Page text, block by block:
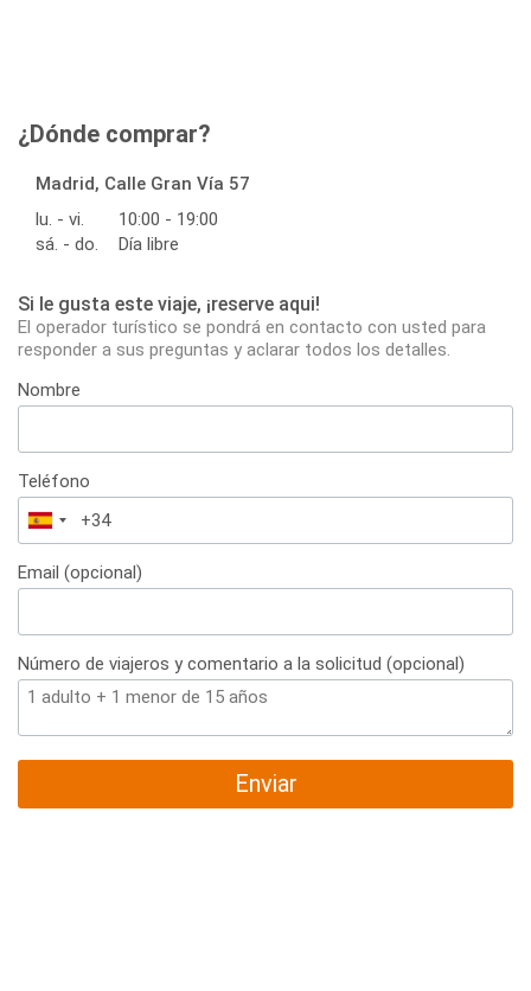
¿Dónde comprar?
Madrid, Calle Gran Vía 57
lu. - vi.
10:00 - 19:00
sá. - do.
Día libre
Si le gusta este viaje, ¡reserve aqui!
El operador turístico se pondrá en contacto con usted para
responder a sus preguntas y aclarar todos los detalles.
Nombre
Teléfono
España
+34
Email (opcional)
Número de viajeros y comentario a la solicitud (opcional)
Enviar